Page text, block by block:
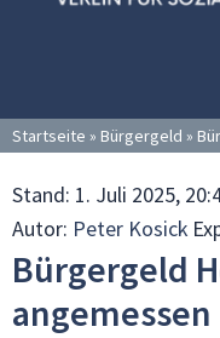
Startseite » Bürgergeld »
Stand: 1. Juli 2025,
Autor: Peter Kosick
Bürgergeld